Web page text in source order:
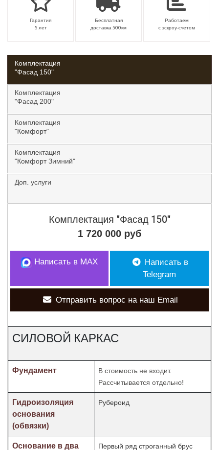
Гарантия
5 лет
Бесплатная
доставка 500км
Работаем
с эскроу-счетом
Комплектация
"Фасад 150"
Комплектация
"Фасад 200"
Комплектация
"Комфорт"
Комплектация
"Комфорт Зимний"
Доп. услуги
Комплектация "Фасад 150"
1 720 000 руб
Написать в MAX
Написать в
Telegram
Отправить вопрос на наш Email
СИЛОВОЙ КАРКАС
Фундамент
В стоимость не входит.
Рассчитывается отдельно!
Гидроизоляция
основания
(обвязки)
Рубероид
Основание в два Первый ряд строганный брус